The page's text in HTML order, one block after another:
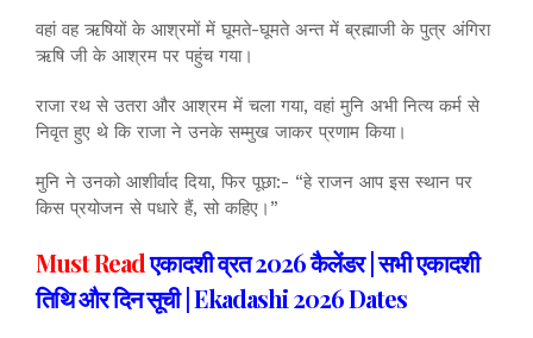
वहां वह ऋषियों के आश्रमों में घूमते-घूमते अन्त में ब्रह्माजी के पुत्र अंगिरा
ऋषि जी के आश्रम पर पहुंच गया।
राजा रथ से उतरा और आश्रम में चला गया, वहां मुनि अभी नित्य कर्म से
निवृत हुए थे कि राजा ने उनके सम्मुख जाकर प्रणाम किया।
मुनि ने उनको आशीर्वाद दिया, फिर पूछा:- “हे राजन आप इस स्थान पर
किस प्रयोजन से पधारे हैं, सो कहिए।”
Must Readएकादशी व्रत 2026 कैलेंडर | सभी एकादशी
तिथि और दिन सूची | Ekadashi 2026 Dates